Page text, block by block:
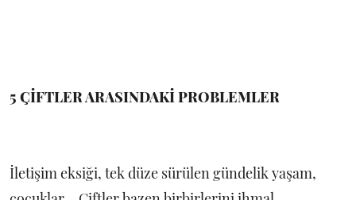
5 ÇİFTLER ARASINDAKİ PROBLEMLER
İletişim eksiği, tek düze sürülen gündelik yaşam,